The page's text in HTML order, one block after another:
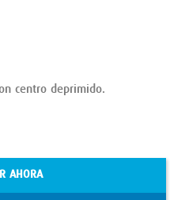
centro deprimido.
AHORA